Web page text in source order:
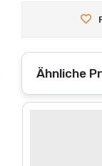
Ähnliche